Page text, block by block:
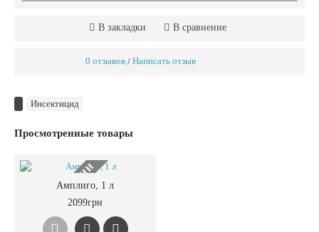
В закладки В сравнение
0 отзывов / Написать отзыв
Инсектицид
Просмотренные товары
НЕТ В НАЛИЧИИ
Амплиго, 1 л
2099грн